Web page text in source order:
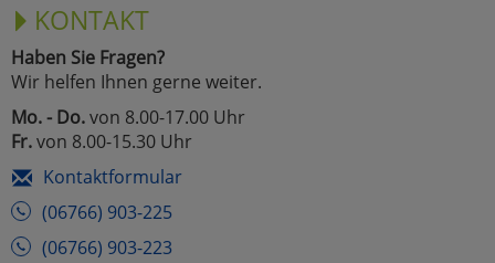
KONTAKT
Haben Sie Fragen?
Wir helfen Ihnen gerne weiter.
Mo. - Do.von 8.00-17.00 Uhr
Fr.von 8.00-15.30 Uhr
Kontaktformular
(06766) 903-225
(06766) 903-223